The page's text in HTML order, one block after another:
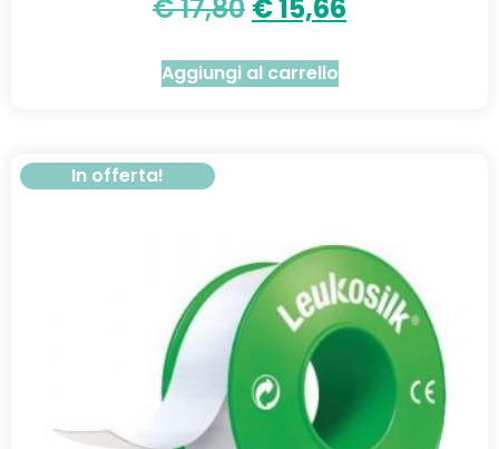
€17,80 €15,66
Aggiungi al carrello
In offerta!